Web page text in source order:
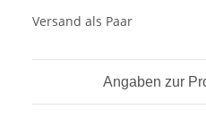
Versand als Paar
Angaben zur